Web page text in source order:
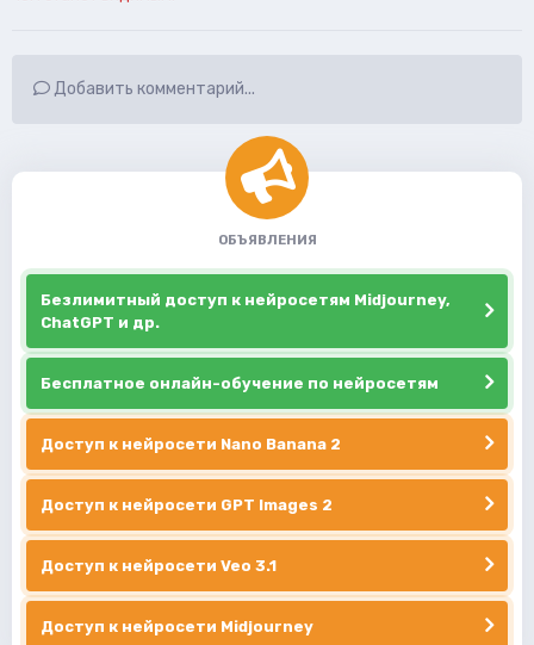
Добавить комментарий...
ОБЪЯВЛЕНИЯ
Безлимитный доступ к нейросетям Midjourney,
ChatGPT и др.
Бесплатное онлайн-обучение по нейросетям
Доступ к нейросети Nano Banana 2
Доступ к нейросети GPT Images 2
Доступ к нейросети Veo 3.1
Доступ к нейросети Midjourney